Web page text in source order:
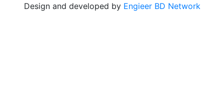
Design and developed by Engieer BD Network